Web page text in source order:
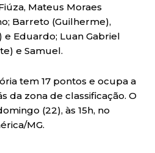
Mateus Moraes
Barreto (Guilherme),
e Eduardo; Luan Gabriel
e Samuel.
tem 17 pontos e ocupa a
da zona de classificação. O
(22), às 15h, no
MG.